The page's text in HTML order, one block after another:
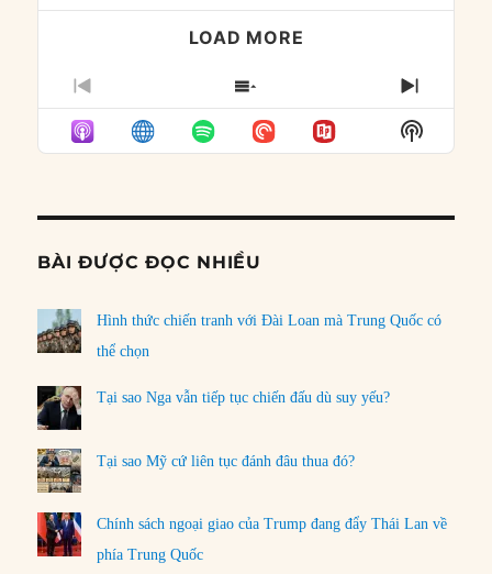
LOAD MORE
PREVIOUS
EPISODE
SHOW
EPISODES
LIST
NEXT
Show
Podcast
BÀI ĐƯỢC ĐỌC NHIỀU
Hình thức chiến tranh với Đài Loan mà Trung Quốc có
thể chọn
Tại sao Nga vẫn tiếp tục chiến đấu dù suy yếu?
Tại sao Mỹ cứ liên tục đánh đâu thua đó?
Chính sách ngoại giao của Trump đang đẩy Thái Lan về
phía Trung Quốc